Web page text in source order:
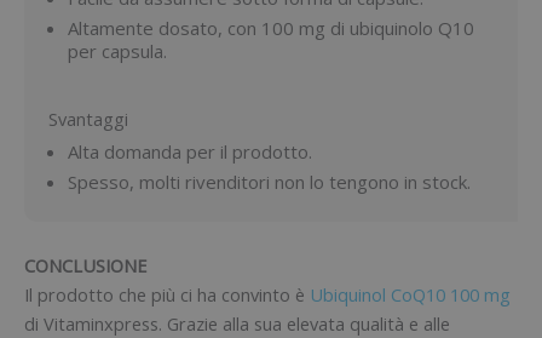
Altamente dosato, con 100 mg di ubiquinolo Q10
per capsula.
Svantaggi
Alta domanda per il prodotto.
Spesso, molti rivenditori non lo tengono in stock.
CONCLUSIONE
Il prodotto che più ci ha convinto è Ubiquinol CoQ10 100 mg
di Vitaminxpress. Grazie alla sua elevata qualità e alle